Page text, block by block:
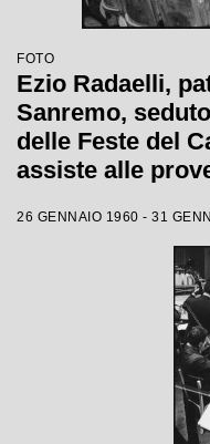
FOTO
Ezio Radaelli,
Sanremo,
delle Feste del
assiste alle
26 GENNAIO 1960 - 31